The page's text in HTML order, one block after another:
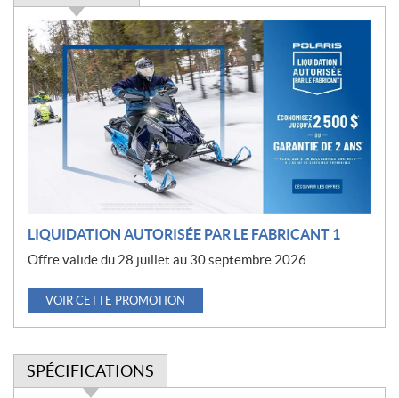
P
r
o
m
o
t
LIQUIDATION AUTORISÉE PAR LE FABRICANT 1
Offre valide du 28 juillet au 30 septembre 2026.
VOIR CETTE PROMOTION
SPÉCIFICATIONS